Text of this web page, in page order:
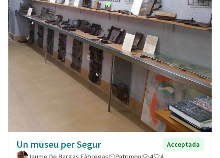
Un museu per Segur
Acceptada